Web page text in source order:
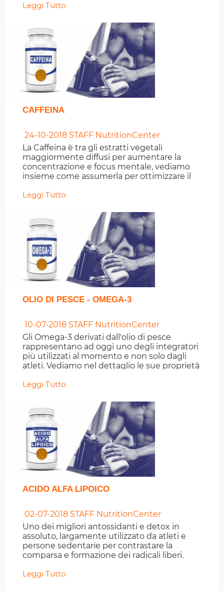
Leggi Tutto
CAFFEINA
24-10-2018 STAFF NutritionCenter
La Caffeina è tra gli estratti vegetali
maggiormente diffusi per aumentare la
concentrazione e focus mentale, vediamo
insieme come assumerla per ottimizzare il
Leggi Tutto
OLIO DI PESCE - OMEGA-3
10-07-2018 STAFF NutritionCenter
Gli Omega-3 derivati dall'olio di pesce
rappresentano ad oggi uno degli integratori
più utilizzati al momento e non solo dagli
atleti. Vediamo nel dettaglio le sue proprietà
Leggi Tutto
ACIDO ALFA LIPOICO
02-07-2018 STAFF NutritionCenter
Uno dei migliori antossidanti e detox in
assoluto, largamente utilizzato da atleti e
persone sedentarie per contrastare la
comparsa e formazione dei radicali liberi.
Leggi Tutto